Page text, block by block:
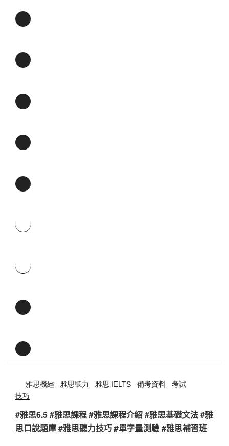
雅思機經 雅思聽力 雅思 IELTS 備考資料
考試
技巧
#雅思6.5 #雅思課程 #雅思課程介紹 #雅思基礎文法 #雅
思口說題庫 #雅思聽力技巧 #單字量測驗 #雅思補習班